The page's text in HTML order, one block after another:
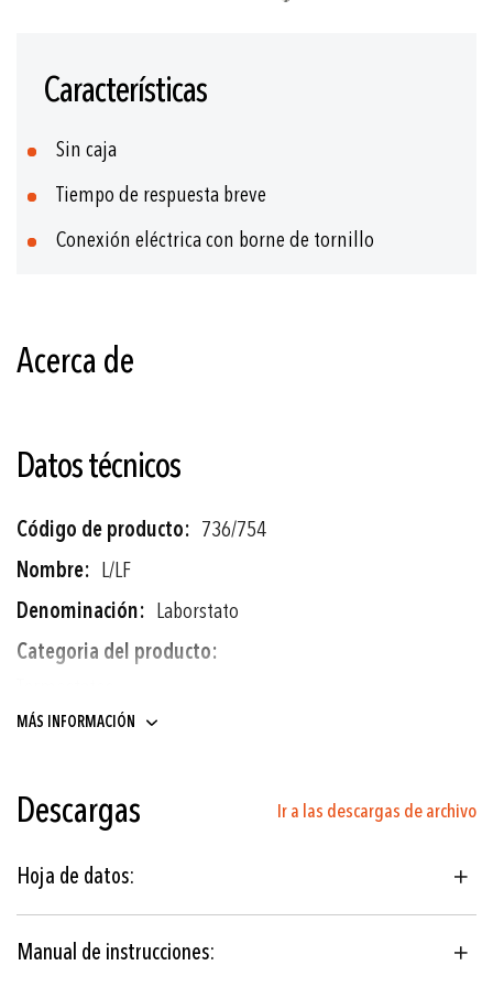
comienzo
galería
imágenes
Características
Sin caja
Tiempo de respuesta breve
Conexión eléctrica con borne de tornillo
Acerca de
Datos técnicos
Más
información
736/754
L/LF
Laborstato
-30°C ... +40°C a +70°C ... +350°C
Termostato de montaje
con sensor remoto
MÁS INFORMACIÓN
Descargas Ir a las descargas de archivo
Hoja de datos:
Manual de instrucciones: